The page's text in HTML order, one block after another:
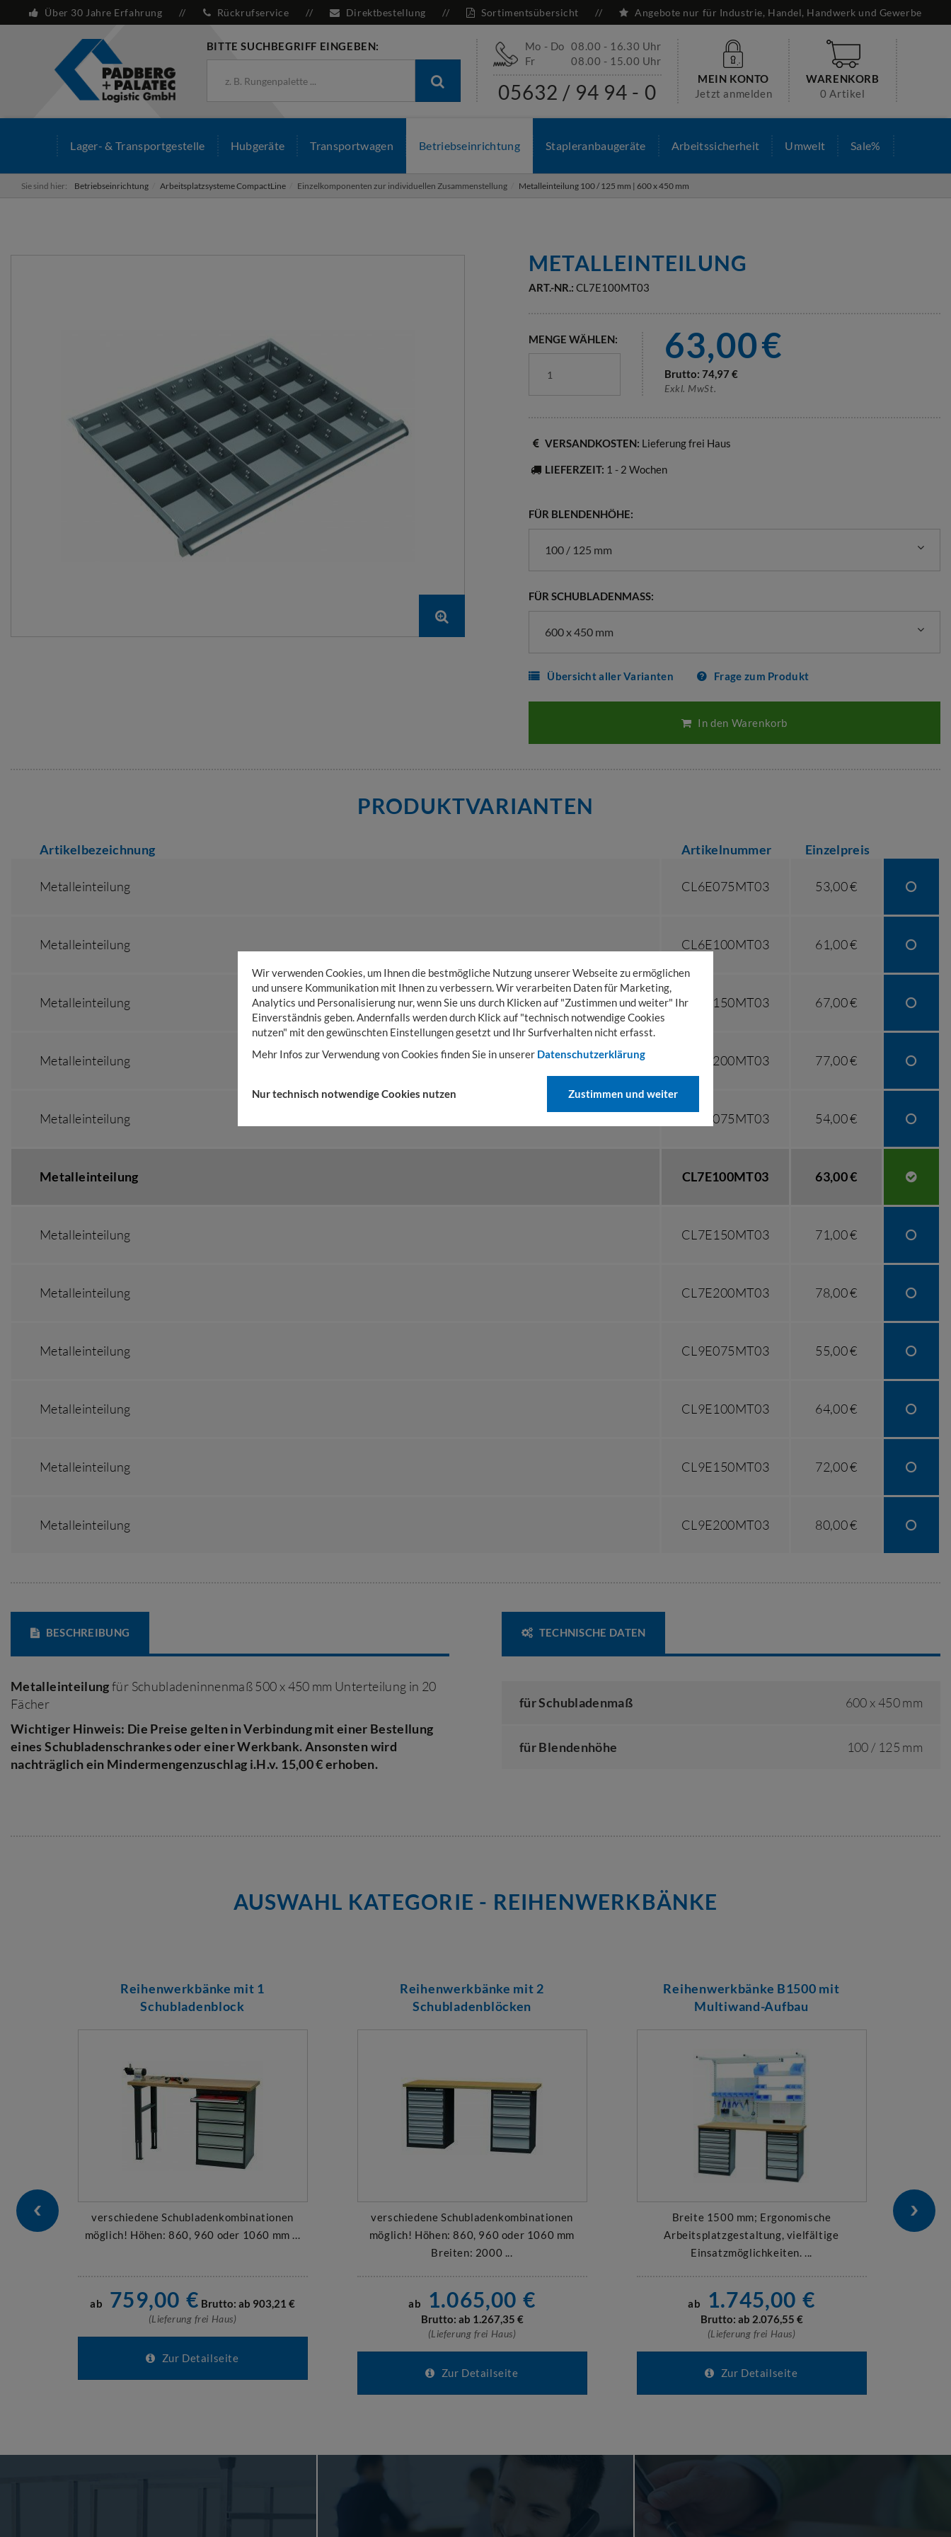
Über 30 Jahre Erfahrung Rückrufservice Direktbestellung Sortimentsübersicht Angebote nur für Industrie, Handel, Handwerk und Gewerbe
BITTE SUCHBEGRIFF EINGEBEN: Mo - Do 08.00 - 16.30 Uhr
Fr
08.00 - 15.00 Uhr
05632 / 94 94 - 0
MEIN KONTO
Jetzt anmelden
WARENKORB
0 Artikel
Lager- & Transportgestelle Hubgeräte Transportwagen Betriebseinrichtung Stapleranbaugeräte Arbeitssicherheit Umwelt Sale%
Sie sind hier: Betriebseinrichtung Arbeitsplatzsysteme CompactLine Einzelkomponenten zur individuellen Zusammenstellung Metalleinteilung 100 / 125 mm | 600 x 450 mm
METALLEINTEILUNG
ART.-NR.: CL7E100MT03
MENGE WÄHLEN: 63,00€
Brutto: 74,97€
Exkl. MwSt.
VERSANDKOSTEN: Lieferung frei Haus
LIEFERZEIT: 1 - 2 Wochen
FÜR BLENDENHÖHE:
100 / 125 mm
FÜR SCHUBLADENMASS:
600 x 450 mm
Übersicht aller Varianten Frage zum Produkt
In den Warenkorb
PRODUKTVARIANTEN
Artikelbezeichnung Artikelnummer Einzelpreis
Metalleinteilung CL6E075MT03 53,00 €
Metalleinteilung CL6E100MT03 61,00 €
Metalleinteilung CL6E150MT03 67,00 €
Metalleinteilung CL6E200MT03 77,00 €
Metalleinteilung CL7E075MT03 54,00 €
Metalleinteilung CL7E100MT03 63,00 €
Metalleinteilung CL7E150MT03 71,00 €
Metalleinteilung CL7E200MT03 78,00 €
Metalleinteilung CL9E075MT03 55,00 €
Metalleinteilung CL9E100MT03 64,00 €
Metalleinteilung CL9E150MT03 72,00 €
Metalleinteilung CL9E200MT03 80,00 €
BESCHREIBUNG
Metalleinteilungfür Schubladeninnenmaß 500 x 450 mm Unterteilung in 20
Fächer
Wichtiger Hinweis: Die Preise gelten in Verbindung mit einer Bestellung
eines Schubladenschrankes oder einer Werkbank. Ansonsten wird
nachträglichein Mindermengenzuschlag i.H.v. 15,00 € erhoben.
TECHNISCHE DATEN
für Schubladenmaß 600 x 450 mm
für Blendenhöhe 100 / 125 mm
AUSWAHL KATEGORIE - REIHENWERKBÄNKE
Reihenwerkbänke mit 1
Schubladenblock
verschiedene Schubladenkombinationen
möglich! Höhen: 860, 960 oder 1060 mm ...
ab 759,00 € Brutto: ab 903,21 €
(Lieferung frei Haus)
Zur Detailseite
Reihenwerkbänke mit 2
Schubladenblöcken
verschiedene Schubladenkombinationen
möglich! Höhen: 860, 960 oder 1060 mm
Breiten: 2000 ...
ab 1.065,00 €
Brutto: ab 1.267,35 €
(Lieferung frei Haus)
Zur Detailseite
Reihenwerkbänke B1500 mit
Multiwand-Aufbau
Breite 1500 mm; Ergonomische
Arbeitsplatzgestaltung, vielfältige
Einsatzmöglichkeiten. ...
ab 1.745,00 €
Brutto: ab 2.076,55 €
(Lieferung frei Haus)
Zur Detailseite
zur
Wir verwenden Cookies, um Ihnen die bestmögliche Nutzung unserer Webseite zu ermöglichen
und unsere Kommunikation mit Ihnen zu verbessern. Wir verarbeiten Daten für Marketing,
Analytics und Personalisierung nur, wenn Sie uns durch Klicken auf "Zustimmen und weiter" Ihr
Einverständnis geben. Andernfalls werden durch Klick auf "technisch notwendige Cookies
nutzen" mit den gewünschten Einstellungen gesetzt und Ihr Surfverhalten nicht erfasst.
Mehr Infos zur Verwendung von Cookies finden Sie in unserer Datenschutzerklärung
Nur technisch notwendige Cookies nutzen Zustimmen und weiter